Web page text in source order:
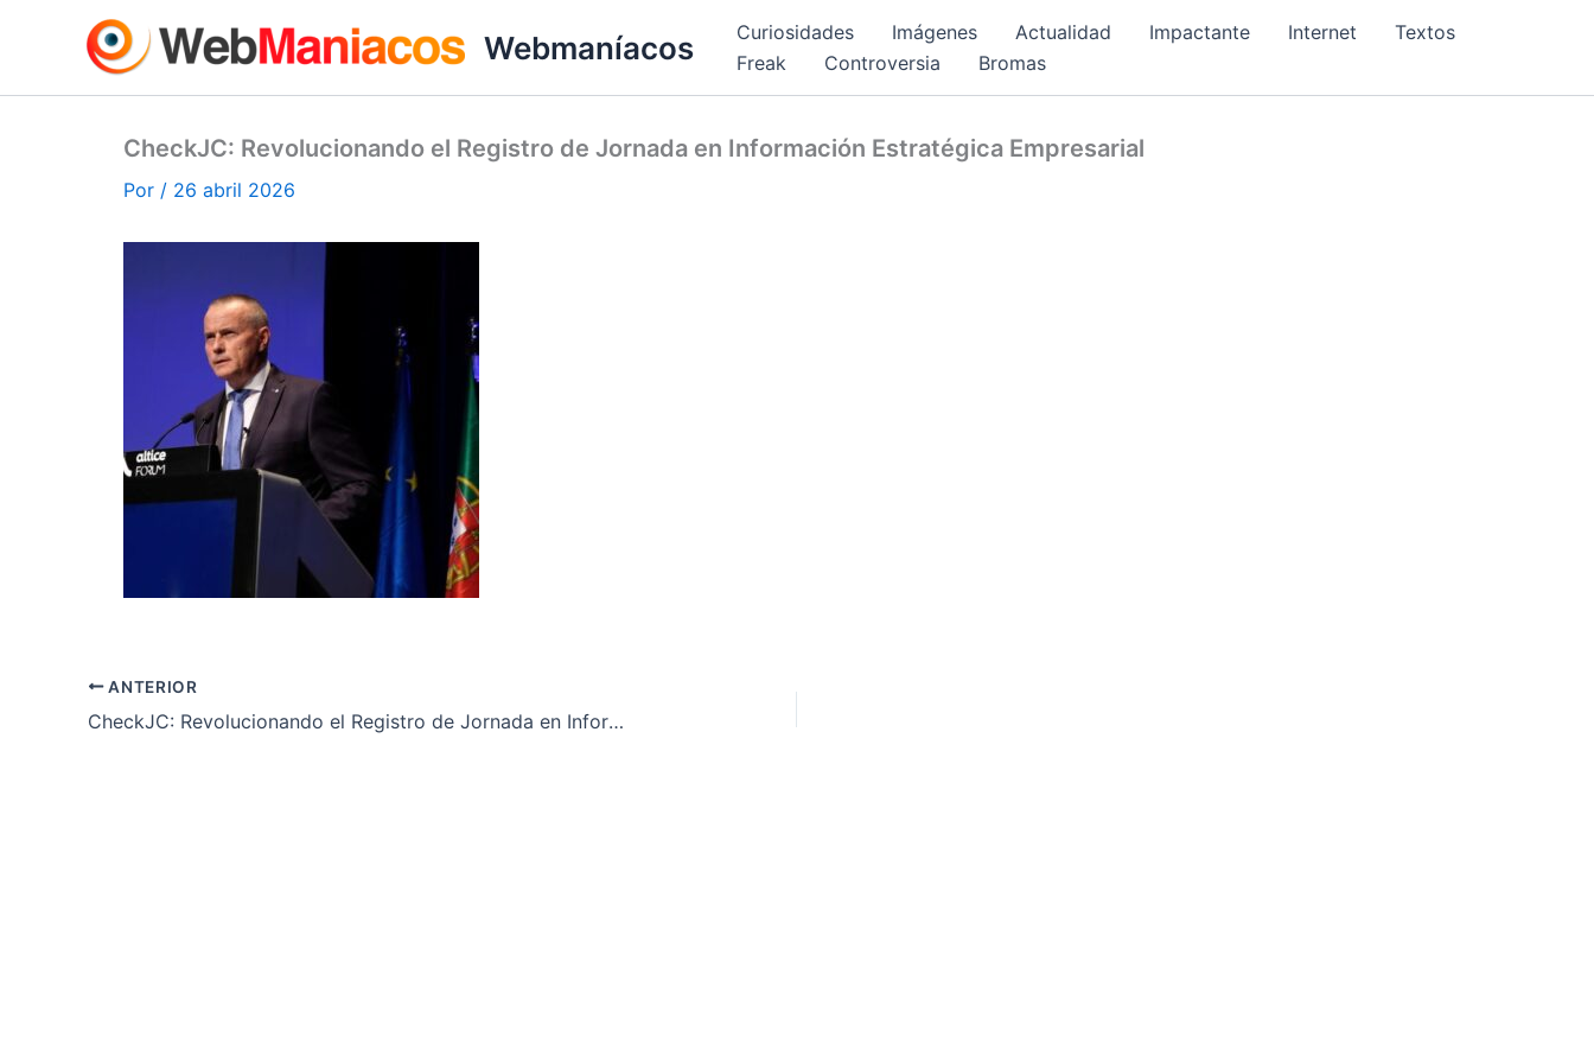
Webmaníacos Curiosidades Imágenes Actualidad Impactante Internet
Textos
Freak
Controversia Bromas
CheckJC: Revolucionando el Registro de Jornada en Información Estratégica Empresarial
Por / 26 abril 2026
ANTERIOR
CheckJC: Revolucionando el Registro de Jornada en Información Estratégica Empresarial